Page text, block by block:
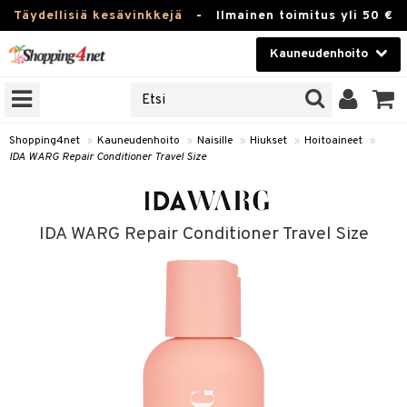
Täydellisiä kesävinkkejä - Ilmainen toimitus yli 50 €
Kauneudenhoito
Kauneudenhoito
Piilolinssit
Fitness
Shopping4net » Kauneudenhoito » Naisille » Hiukset » Hoitoaineet »
IDA WARG Repair Conditioner Travel Size
IDA WARG Repair Conditioner Travel Size